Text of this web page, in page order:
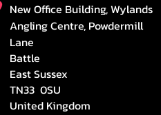
New Office Building, Wylands
Angling Centre, Powdermill
Lane
Battle
East Sussex
TN33 0SU
United Kingdom